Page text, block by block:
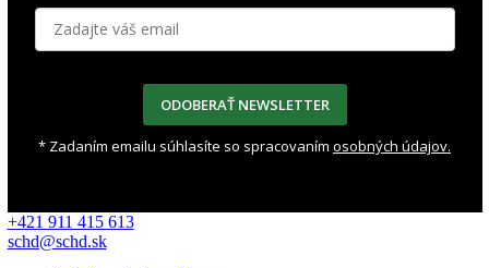
ODOBERAŤ NEWSLETTER
* Zadaním emailu súhlasíte so spracovaním osobných údajov.
+421 911 415 613
schd@schd.sk